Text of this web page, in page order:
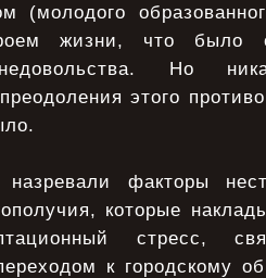
(молодого
жизни, что было
Но
этого
факторы
которые
стресс,
к городскому